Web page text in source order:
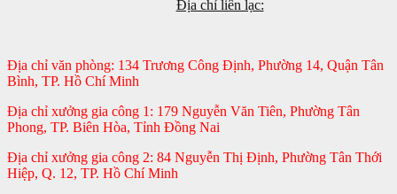
Địa chỉ liên lạc:
Địa chỉ văn phòng: 134 Trương Công Định, Phường 14, Quận Tân
Bình, TP. Hồ Chí Minh
Địa chỉ xưởng gia công 1: 179 Nguyễn Văn Tiên, Phường Tân
Phong, TP. Biên Hòa, Tỉnh Đồng Nai
Địa chỉ xưởng gia công 2: 84 Nguyễn Thị Định, Phường Tân Thới
Hiệp, Q. 12, TP. Hồ Chí Minh